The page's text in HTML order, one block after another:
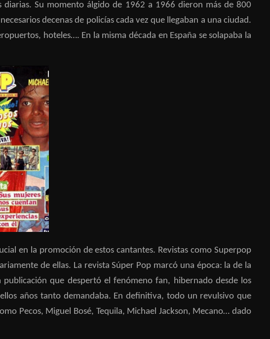
Su momento álgido de 1962 a 1966 dieron más de 800
decenas de policías cada vez que llegaban a una ciudad.
hoteles…. En la misma década en España se solapaba la
en la promoción de estos cantantes. Revistas como Superpop
de ellas. La revista Súper Pop marcó una época: la de la
que despertó el fenómeno fan, hibernado desde los
años tanto demandaba. En definitiva, todo un revulsivo que
Pecos, Miguel Bosé, Tequila, Michael Jackson, Mecano… dado